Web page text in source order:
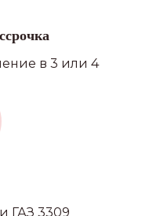
в 3 или 4
ГАЗ 3309